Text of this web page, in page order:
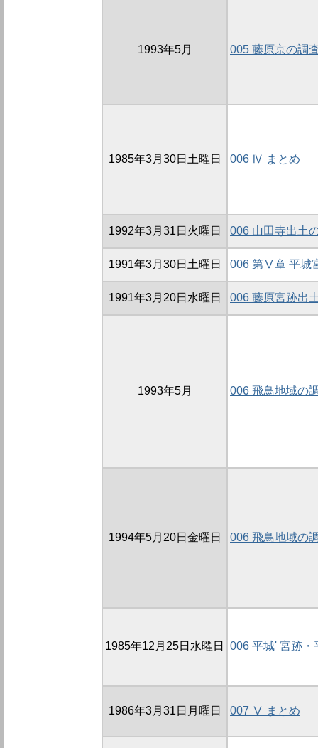
1993年5月 005 藤原京の調
1985年3月30日土曜日 006 Ⅳ まとめ
1992年3月31日火曜日 006 山田寺出土
1991年3月30日土曜日 006 第Ⅴ章 平城
1991年3月20日水曜日 006 藤原宮跡出
1993年5月 006 飛鳥地域の
1994年5月20日金曜日 006 飛鳥地域の
1985年12月25日水曜日 006 平城' 宮跡・
1986年3月31日月曜日 007 Ⅴ まとめ